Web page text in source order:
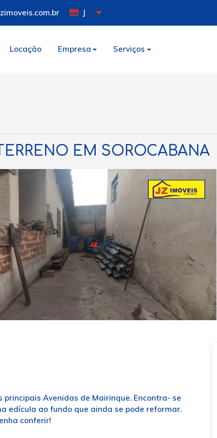
J
Locação Empresa Serviços
EM SOROCABANA
Avenidas de Mairinque. Encontra- se
edícula ao fundo que ainda se pode reformar.
conferir!